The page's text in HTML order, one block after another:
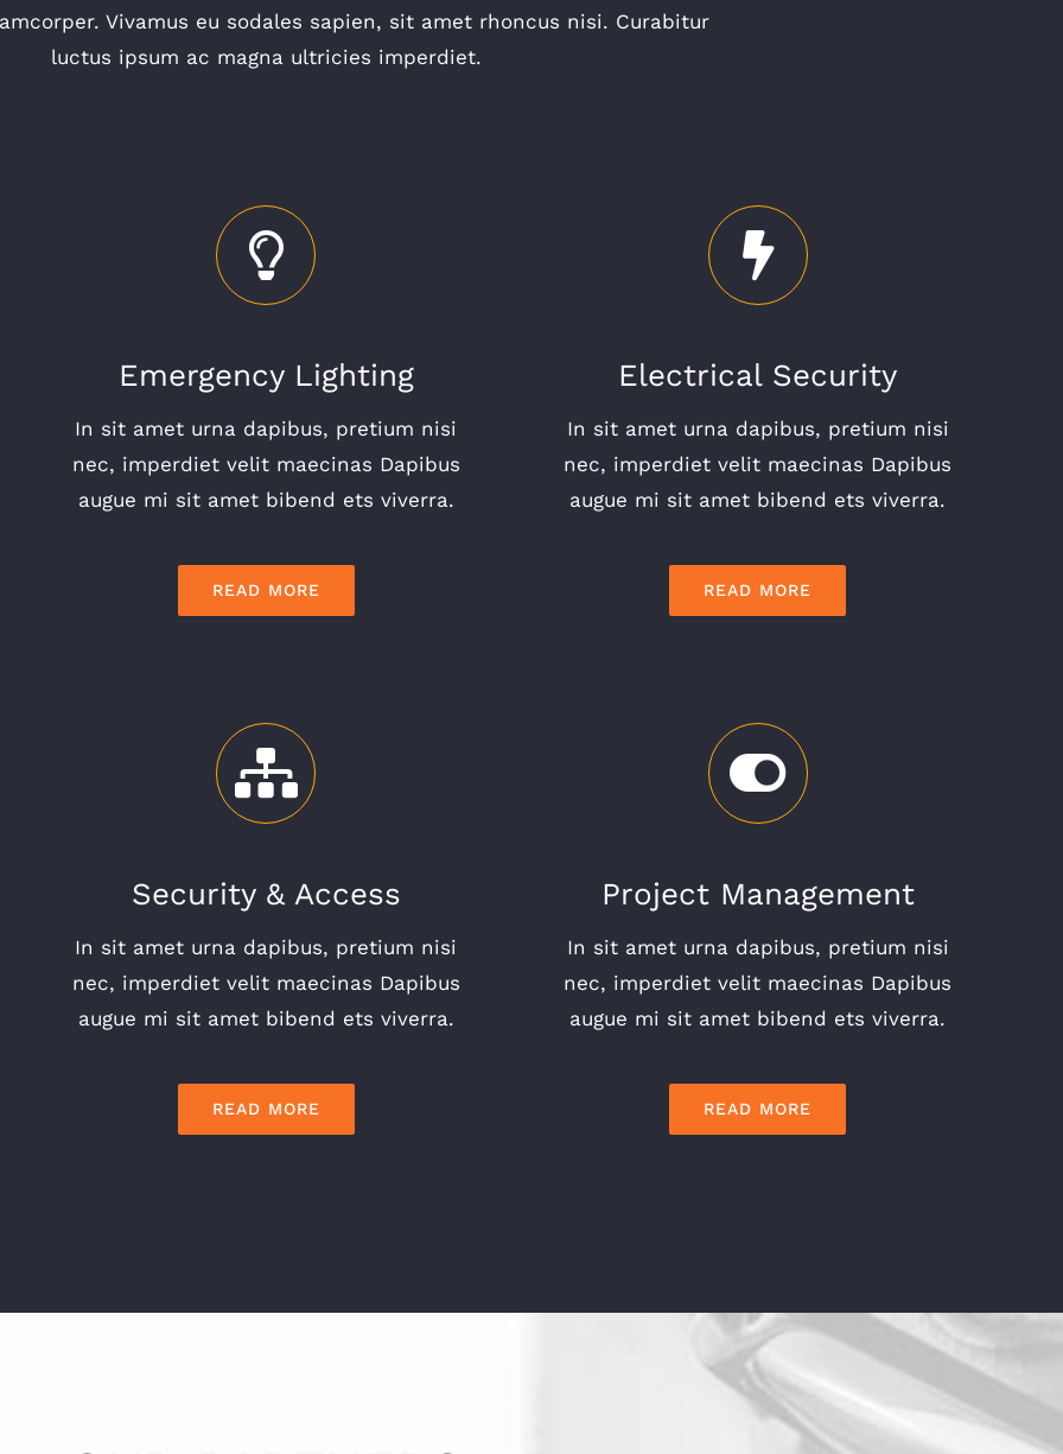
Vivamus eu sodales sapien, sit amet rhoncus nisi. Curabitur
luctus ipsum ac magna ultricies imperdiet.
Emergency Lighting
In sit amet urna dapibus, pretium nisi
nec, imperdiet velit maecinas Dapibus
augue mi sit amet bibend ets viverra.
READ MORE
Electrical Security
In sit amet urna dapibus, pretium nisi
nec, imperdiet velit maecinas Dapibus
augue mi sit amet bibend ets viverra.
READ MORE
Security & Access
In sit amet urna dapibus, pretium nisi
nec, imperdiet velit maecinas Dapibus
augue mi sit amet bibend ets viverra.
READ MORE
Project Management
In sit amet urna dapibus, pretium nisi
nec, imperdiet velit maecinas Dapibus
augue mi sit amet bibend ets viverra.
READ MORE